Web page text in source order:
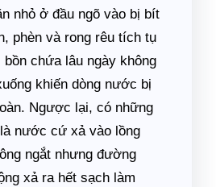
nhỏ ở đầu ngõ vào bị bít
phèn và rong rêu tích tụ
chứa lâu ngày không
khiến dòng nước bị
Ngược lại, có những
nước cứ xả vào lồng
ngắt nhưng đường
xả ra hết sạch làm